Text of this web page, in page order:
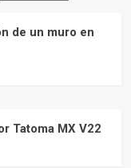
de un muro en
Tatoma MX V22